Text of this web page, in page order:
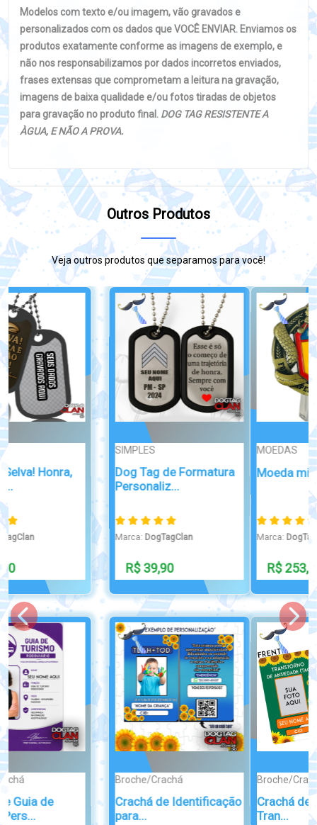
Modelos com texto e/ou imagem, vão gravados e
personalizados com os dados que VOCÊ ENVIAR. Enviamos os
produtos exatamente conforme as imagens de exemplo, e
não nos responsabilizamos por dados incorretos enviados,
frases extensas que comprometam a leitura na gravação,
imagens de baixa qualidade e/ou fotos tiradas de objetos
para gravação no produto final. DOG TAG RESISTENTE A
ÀGUA, E NÃO A PROVA.
Outros Produtos
Veja outros produtos que separamos para você!
Moeda militar FEB 1944
Marca:
Crachá TDAH
Personalizado – ...
Marca:
Broche/Crachá
Crachá de Identificação
Tran...
Artigos Milit...
Camisa DogTagClan